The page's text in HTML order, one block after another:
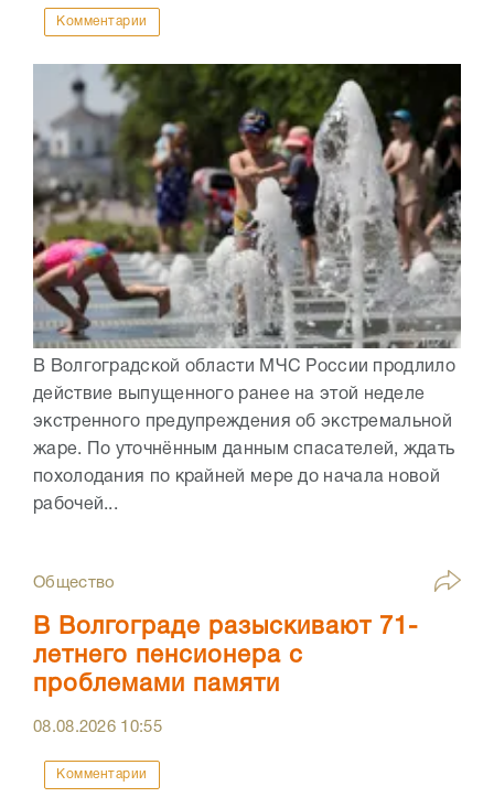
Комментарии
В Волгоградской области МЧС России продлило
действие выпущенного ранее на этой неделе
экстренного предупреждения об экстремальной
жаре. По уточнённым данным спасателей, ждать
похолодания по крайней мере до начала новой
рабочей...
Общество
В Волгограде разыскивают 71-
летнего пенсионера с
проблемами памяти
08.08.2026 10:55
Комментарии